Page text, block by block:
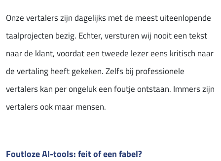
Onze vertalers zijn dagelijks met de meest uiteenlopende
taalprojecten bezig. Echter, versturen wij nooit een tekst
naar de klant, voordat een tweede lezer eens kritisch naar
de vertaling heeft gekeken. Zelfs bij professionele
vertalers kan per ongeluk een foutje ontstaan. Immers zijn
vertalers ook maar mensen.
Foutloze AI-tools: feit of een fabel?